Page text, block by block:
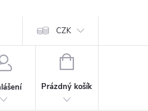
CZK
NÁKUPNÍ
Prázdný košík